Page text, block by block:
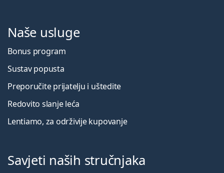
Naše usluge
Bonus program
Sustav popusta
Preporučite prijatelju i uštedite
Redovito slanje leća
Lentiamo, za održivije kupovanje
Savjeti naših stručnjaka